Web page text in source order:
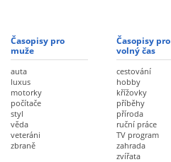
Časopisy pro
muže
auta
luxus
motorky
počítače
styl
věda
veteráni
zbraně
Časopisy pro
volný čas
cestování
hobby
křížovky
příběhy
příroda
ruční práce
TV program
zahrada
zvířata